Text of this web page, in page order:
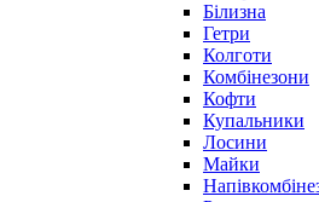
Білизна
Гетри
Колготи
Комбінезони
Кофти
Купальники
Лосини
Майки